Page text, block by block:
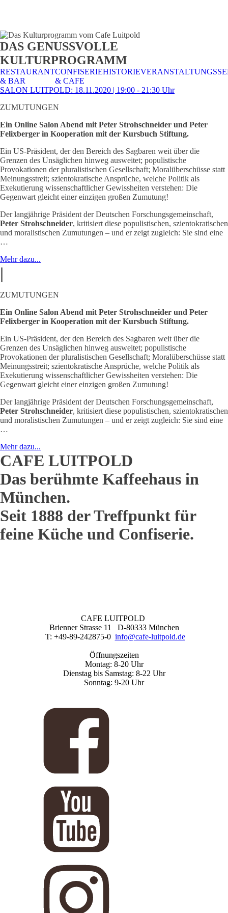
CAFE &
RESTAURANT
TISCHRESERVIERUNG
& KARTE
TISCHRESERVIERUNG
& SPEISEKARTE
DAS GENUSSVOLLE
KULTURPROGRAMM
RESTAURANT
& BAR
CONFISERIE
& CAFE
HISTORIE
SALON LUITPOLD: 18.11.2020 | 19:00 - 21:30 Uhr
ZUMUTUNGEN
Ein Online Salon Abend mit Peter Strohschneider und Peter
Felixberger in Kooperation mit der Kursbuch Stiftung.
Ein US-Präsident, der den Bereich des Sagbaren weit über die
Grenzen des Unsäglichen hinweg ausweitet; populistische
Provokationen der pluralistischen Gesellschaft; Moralüberschüsse statt
Meinungsstreit; szientokratische Ansprüche, welche Politik als
Exekutierung wissenschaftlicher Gewissheiten verstehen: Die
Gegenwart gleicht einer einzigen großen Zumutung!
Der langjährige Präsident der Deutschen Forschungsgemeinschaft,
Peter Strohschneider, kritisiert diese populistischen, szientokratischen
und moralistischen Zumutungen – und er zeigt zugleich: Sie sind eine
…
Mehr dazu...
|
ZUMUTUNGEN
Ein Online Salon Abend mit Peter Strohschneider und Peter
Felixberger in Kooperation mit der Kursbuch Stiftung.
Ein US-Präsident, der den Bereich des Sagbaren weit über die
Grenzen des Unsäglichen hinweg ausweitet; populistische
Provokationen der pluralistischen Gesellschaft; Moralüberschüsse statt
Meinungsstreit; szientokratische Ansprüche, welche Politik als
Exekutierung wissenschaftlicher Gewissheiten verstehen: Die
Gegenwart gleicht einer einzigen großen Zumutung!
Der langjährige Präsident der Deutschen Forschungsgemeinschaft,
Peter Strohschneider, kritisiert diese populistischen, szientokratischen
und moralistischen Zumutungen – und er zeigt zugleich: Sie sind eine
…
Mehr dazu...
CAFE LUITPOLD
Das berühmte Kaffeehaus in
München.
Seit 1888 der Treffpunkt für
feine Küche und Confiserie.
CAFE LUITPOLD
Brienner Strasse 11 D-80333 München
T: +49-89-242875-0 info@cafe-luitpold.de
Öffnungszeiten
Montag: 8-20 Uhr
Dienstag bis Samstag: 8-22 Uhr
Sonntag: 9-20 Uhr